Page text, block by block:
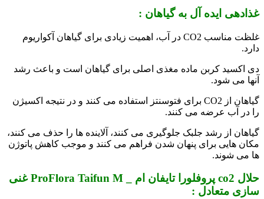
غذادهی ایده آل به گیاهان :
غلظت مناسب CO2 در آب، اهمیت زیادی برای گیاهان آکواریوم
دارد.
دی اکسید کربن ماده مغذی اصلی برای گیاهان است و باعث رشد
آنها می شود.
گیاهان از CO2 برای فتوسنتز استفاده می کنند و در نتیجه اکسیژن
را در آب عرضه می کنند.
گیاهان از رشد جلبک جلوگیری می کنند، آلاینده ها را حذف می کنند،
مکان هایی برای پنهان شدن فراهم می کنند و موجب کاهش پاتوژن
ها می شوند.
حلال co2 پروفلورا تایفان ام _ ProFlora Taifun M غنی
سازی متعادل :